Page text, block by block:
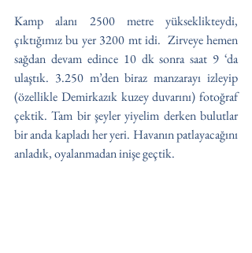
Kamp alanı 2500 metre yükseklikteydi,
çıktığımız bu yer 3200 mt idi.  Zirveye hemen
sağdan devam edince 10 dk sonra saat 9 ‘da
ulaştık. 3.250 m’den biraz manzarayı izleyip
(özellikle Demirkazık kuzey duvarını) fotoğraf
çektik. Tam bir şeyler yiyelim derken bulutlar
bir anda kapladı her yeri. Havanın patlayacağını
anladık, oyalanmadan inişe geçtik.